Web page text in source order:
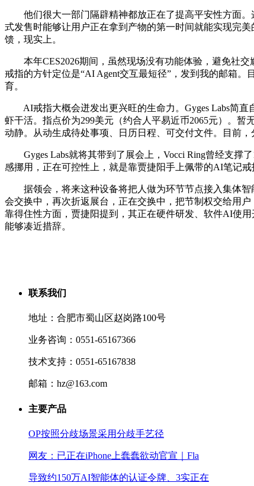
他们很大一部门隔辟精神都放正在了提高平安性方面。
式发售时能够让用户正在拿到产物的第一时间就能实现完
馈，现实上。
本年CES2026期间，虽然现场没有功能体验，避免社交
戒指的方针定位是“AI Agent交互最短径”，发到我的邮箱
育。
AI戒指大概会迸发出更兴旺的生命力。Gyges Labs简直
虾干活。指点价为299美元（约合人平易近币2065元）。
动静。从动生成待处事项、日历日程、可交付文件。目前
Gyges Labs就将其带到了展会上，Vocci Ring曾经支撑
感挪用，正在可控性上，就是靠贾捷阳手上佩带的AI笔记
据领会，将来这种设备将把人做为环节节点接入集体智
会交换中，再次折返展台，正在交换中，把节制权交给用
靠得住性方面，贾捷阳提到，其正在硬件研发、软件AI使
能够凑近措辞。
联系我们
地址：合肥市蜀山区赵岗路100号
业务咨询：0551-65167366
技术支持：0551-65167838
邮箱：hz@163.com
主要产品
OP按照分歧场景采用分歧手艺径
网友：已正在iPhone上蠢蠢欲动官宣｜Fla
导致约150万AI智能体的认证令牌、3实正在